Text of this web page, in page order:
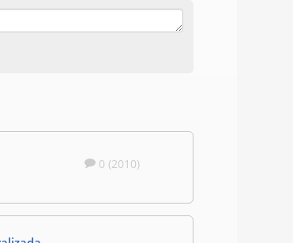
0 (2010)